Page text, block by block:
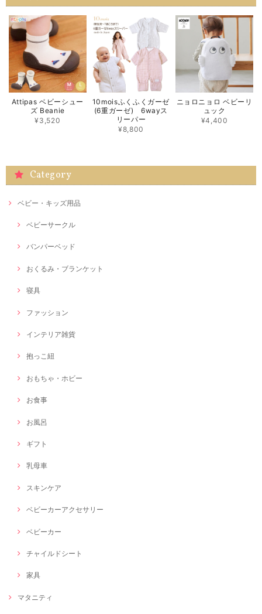
Attipas ベビーシュー
ズ Beanie
¥3,520
10moisふくふくガーゼ
(6重ガーゼ) 6wayス
リーパー
¥8,800
ニョロニョロ ベビーリ
ュック
¥4,400
Category
ベビー・キッズ用品
ベビーサークル
バンパーベッド
おくるみ・ブランケット
寝具
ファッション
インテリア雑貨
抱っこ紐
おもちゃ・ホビー
お食事
お風呂
ギフト
乳母車
スキンケア
ベビーカーアクセサリー
ベビーカー
チャイルドシート
家具
マタニティ